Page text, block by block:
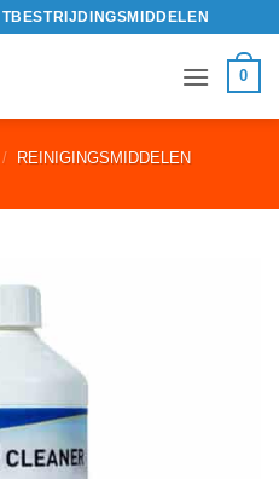
0
/ REINIGINGSMIDDELEN